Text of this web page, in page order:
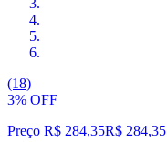
(18)
3% OFF
Preço R$ 284,35R$ 284,35